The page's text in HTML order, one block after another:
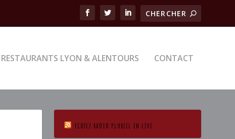
RESTAURANTS LYON & ALENTOURS CONTACT
ECOTEZ RADIO PLURIEL EN LIVE